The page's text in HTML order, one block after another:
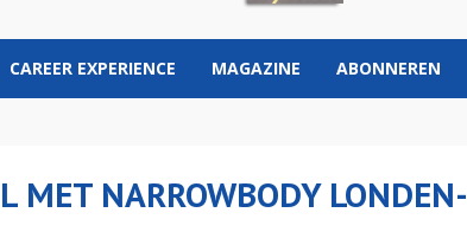
CAREER EXPERIENCE MAGAZINE ABONNEREN
MET NARROWBODY LONDEN-